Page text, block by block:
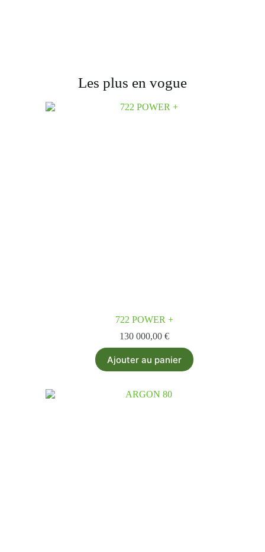
Les plus en vogue
722 POWER +
130 000,00 €
Ajouter au panier